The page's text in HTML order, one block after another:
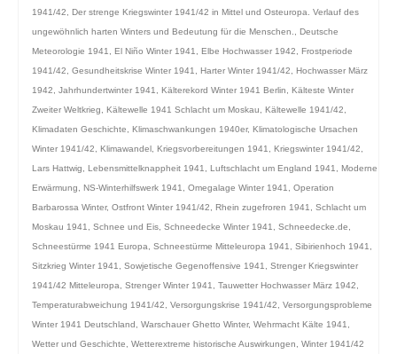
1941/42
Der strenge Kriegswinter 1941/42 in Mittel und Osteuropa. Verlauf des
ungewöhnlich harten Winters und Bedeutung für die Menschen.
Deutsche
Meteorologie 1941
El Niño Winter 1941 Elbe Hochwasser 1942
Frostperiode
1941/42
Gesundheitskrise Winter 1941 Harter Winter 1941/42
Hochwasser März
1942
Jahrhundertwinter 1941 Kälterekord Winter 1941 Berlin
Kälteste Winter
Zweiter Weltkrieg
Kältewelle 1941 Schlacht um Moskau Kältewelle 1941/42
Klimadaten Geschichte
Klimaschwankungen 1940er, Klimatologische Ursachen
Winter 1941/42
Klimawandel Kriegsvorbereitungen 1941 Kriegswinter 1941/42
Lars Hattwig
Lebensmittelknappheit 1941 Luftschlacht um England 1941
Moderne
Erwärmung
NS-Winterhilfswerk 1941 Omegalage Winter 1941
Operation
Barbarossa Winter, Ostfront Winter 1941/42 Rhein zugefroren 1941
Schlacht um
Moskau 1941
Schnee und Eis Schneedecke Winter 1941 Schneedecke.de
Schneestürme 1941 Europa
Schneestürme Mitteleuropa 1941 Sibirienhoch 1941
Sitzkrieg Winter 1941
Sowjetische Gegenoffensive 1941
Strenger Kriegswinter
1941/42 Mitteleuropa
Strenger Winter 1941 Tauwetter Hochwasser März 1942
Temperaturabweichung 1941/42
Versorgungskrise 1941/42
Versorgungsprobleme
Winter 1941 Deutschland
Warschauer Ghetto Winter, Wehrmacht Kälte 1941
Wetter und Geschichte
Wetterextreme historische Auswirkungen
Winter 1941/42